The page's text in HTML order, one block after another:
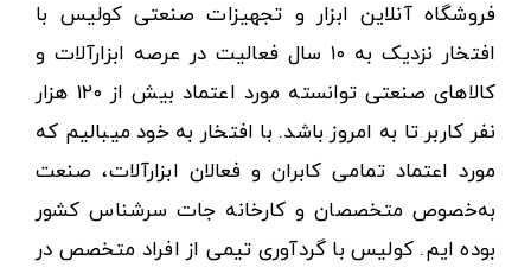
فروشگاه آنلاین ابزار و تجهیزات صنعتی کولیس با
افتخار نزدیک به ۱۰ سال فعالیت در عرصه ابزارآلات و
کالاهای صنعتی توانسته مورد اعتماد بیش از ۱۲۰ هزار
نفر کاربر تا به امروز باشد. با افتخار به خود میبالیم که
مورد اعتماد تمامی کابران و فعالان ابزارآلات، صنعت
به‌خصوص متخصصان و کارخانه جات سرشناس کشور
بوده ایم. کولیس با گردآوری تیمی از افراد متخصص در